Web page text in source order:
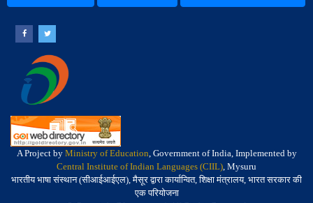
A Project by Ministry of Education, Government of India, Implemented by
Central Institute of Indian Languages (CIIL), Mysuru
भारतीय भाषा संस्थान (सीआईआईएल), मैसूर द्वारा कार्यान्वित, शिक्षा मंत्रालय, भारत सरकार की
एक परियोजना